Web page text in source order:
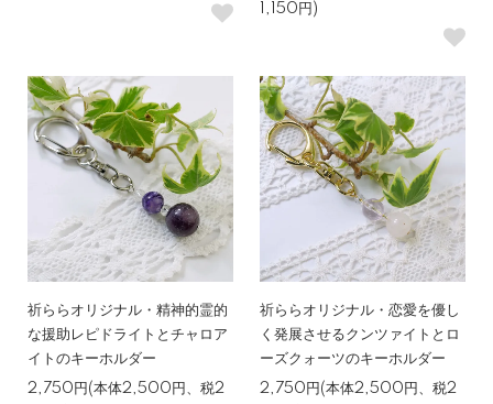
1,150円)
祈ららオリジナル・精神的霊的
な援助レピドライトとチャロア
イトのキーホルダー
2,750円(本体2,500円、税2
祈ららオリジナル・恋愛を優し
く発展させるクンツァイトとロ
ーズクォーツのキーホルダー
2,750円(本体2,500円、税2